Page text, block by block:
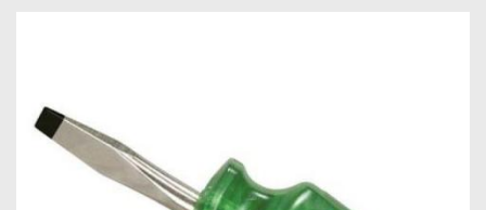
Ferramentas
Máquinas